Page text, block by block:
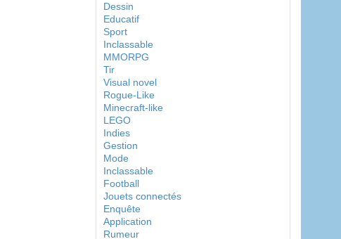
Dessin
Educatif
Sport
Inclassable
MMORPG
Tir
Visual novel
Rogue-Like
Minecraft-like
LEGO
Indies
Gestion
Mode
Inclassable
Football
Jouets connectés
Enquête
Application
Rumeur